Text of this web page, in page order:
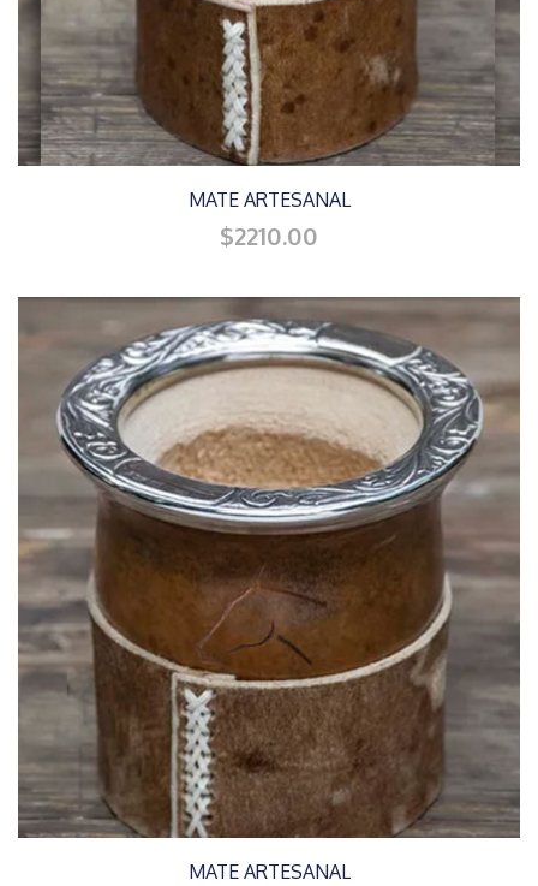
MATE ARTESANAL
$2210.00
MATE ARTESANAL